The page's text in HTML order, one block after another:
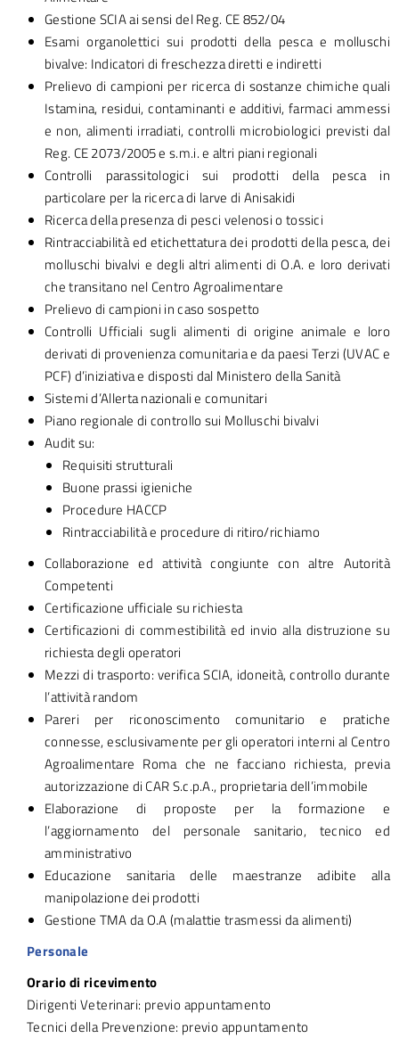
Gestione SCIA ai sensi del Reg. CE 852/04
Esami organolettici sui prodotti della pesca e molluschi
bivalve: Indicatori di freschezza diretti e indiretti
Prelievo di campioni per ricerca di sostanze chimiche quali
Istamina, residui, contaminanti e additivi, farmaci ammessi
e non, alimenti irradiati, controlli microbiologici previsti dal
Reg. CE 2073/2005 e s.m.i. e altri piani regionali
Controlli parassitologici sui prodotti della pesca in
particolare per la ricerca di larve di Anisakidi
Ricerca della presenza di pesci velenosi o tossici
Rintracciabilità ed etichettatura dei prodotti della pesca, dei
molluschi bivalvi e degli altri alimenti di O.A. e loro derivati
che transitano nel Centro Agroalimentare
Prelievo di campioni in caso sospetto
Controlli Ufficiali sugli alimenti di origine animale e loro
derivati di provenienza comunitaria e da paesi Terzi (UVAC e
PCF) d’iniziativa e disposti dal Ministero della Sanità
Sistemi d’Allerta nazionali e comunitari
Piano regionale di controllo sui Molluschi bivalvi
Audit su:
Requisiti strutturali
Buone prassi igieniche
Procedure HACCP
Rintracciabilità e procedure di ritiro/richiamo
Collaborazione ed attività congiunte con altre Autorità
Competenti
Certificazione ufficiale su richiesta
Certificazioni di commestibilità ed invio alla distruzione su
richiesta degli operatori
Mezzi di trasporto: verifica SCIA, idoneità, controllo durante
l’attività random
Pareri per riconoscimento comunitario e pratiche
connesse, esclusivamente per gli operatori interni al Centro
Agroalimentare Roma che ne facciano richiesta, previa
autorizzazione di CAR S.c.p.A., proprietaria dell’immobile
Elaborazione di proposte per la formazione e
l’aggiornamento del personale sanitario, tecnico ed
amministrativo
Educazione sanitaria delle maestranze adibite alla
manipolazione dei prodotti
Gestione TMA da O.A (malattie trasmessi da alimenti)
Personale
Orario di ricevimento
Dirigenti Veterinari: previo appuntamento
Tecnici della Prevenzione: previo appuntamento